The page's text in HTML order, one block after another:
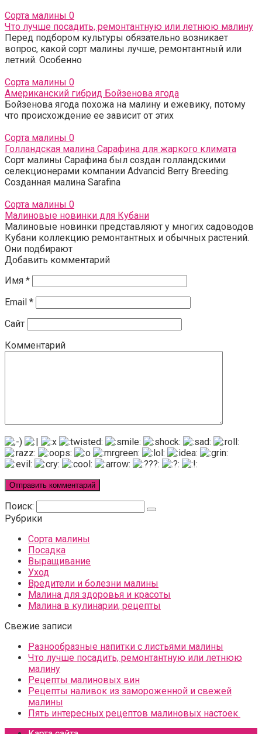
Сорта малины 0
Что лучше посадить, ремонтантную или летнюю малину
Перед подбором культуры обязательно возникает
вопрос, какой сорт малины лучше, ремонтантный или
летний. Особенно
Сорта малины 0
Американский гибрид Бойзенова ягода
Бойзенова ягода похожа на малину и ежевику, потому
что происхождение ее зависит от этих
Сорта малины 0
Голландская малина Сарафина для жаркого климата
Сорт малины Сарафина был создан голландскими
селекционерами компании Advancid Berry Breeding.
Созданная малина Sarafina
Сорта малины 0
Малиновые новинки для Кубани
Малиновые новинки представляют у многих садоводов
Кубани коллекцию ремонтантных и обычных растений.
Они подбирают
Добавить комментарий
Имя *
Email *
Сайт
Комментарий
Поиск:
Рубрики
Сорта малины
Посадка
Выращивание
Уход
Вредители и болезни малины
Малина для здоровья и красоты
Малина в кулинарии, рецепты
Свежие записи
Разнообразные напитки с листьями малины
Что лучше посадить, ремонтантную или летнюю
малину
Рецепты малиновых вин
Рецепты наливок из замороженной и свежей
малины
Пять интересных рецептов малиновых настоек